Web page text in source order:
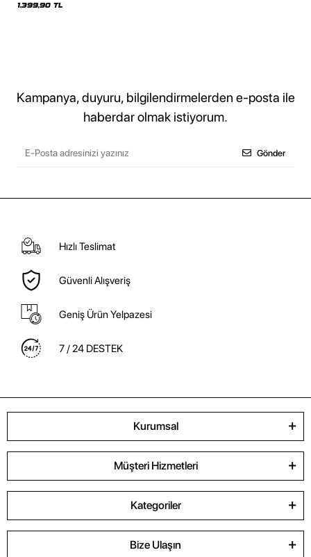
Hoodie
1.399,90 TL
Kampanya, duyuru, bilgilendirmelerden e-posta ile
haberdar olmak istiyorum.
Gönder
Hızlı Teslimat
Güvenli Alışveriş
Geniş Ürün Yelpazesi
7 / 24 DESTEK
Kurumsal
Müşteri Hizmetleri
Kategoriler
Bize Ulaşın